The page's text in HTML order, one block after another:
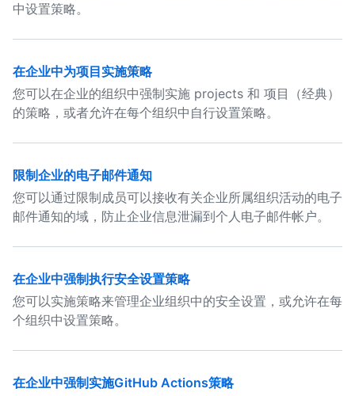
中设置策略。
在企业中为项目实施策略
您可以在企业的组织中强制实施 projects 和 项目（经典）
的策略，或者允许在每个组织中自行设置策略。
限制企业的电子邮件通知
您可以通过限制成员可以接收有关企业所属组织活动的电子
邮件通知的域，防止企业信息泄漏到个人电子邮件帐户。
在企业中强制执行安全设置策略
您可以实施策略来管理企业组织中的安全设置，或允许在每
个组织中设置策略。
在企业中强制实施GitHub Actions策略